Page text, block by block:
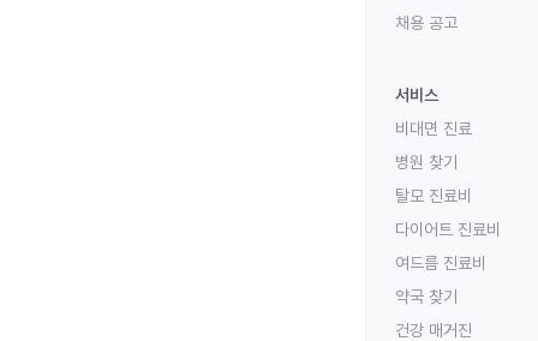
채용 공고
서비스
비대면 진료
병원 찾기
탈모 진료비
다이어트 진료비
여드름 진료비
약국 찾기
건강 매거진